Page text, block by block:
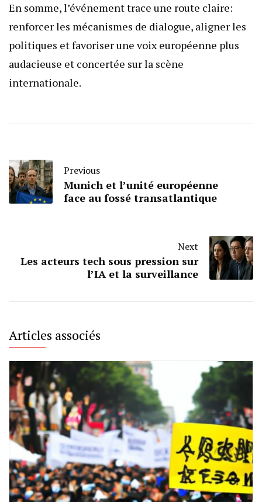
En somme, l’événement trace une route claire:
renforcer les mécanismes de dialogue, aligner les
politiques et favoriser une voix européenne plus
audacieuse et concertée sur la scène
internationale.
Previous
Munich et l’unité européenne
face au fossé transatlantique
Next
Les acteurs tech sous pression sur
l’IA et la surveillance
Articles associés